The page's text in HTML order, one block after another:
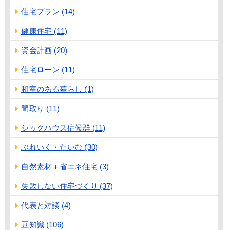
住宅プラン (14)
健康住宅 (11)
資金計画 (20)
住宅ローン (11)
和室のある暮らし (1)
間取り (11)
シックハウス症候群 (11)
ぶれいく・たいむ (30)
自然素材＋省エネ住宅 (3)
失敗しない住宅づくり (37)
代表と対談 (4)
豆知識 (106)